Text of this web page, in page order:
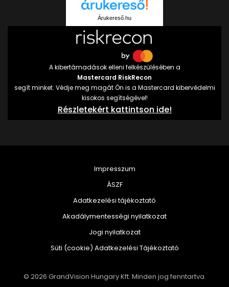
Árukereső.hu
A kibertámadások elleni felkészülésében a
Mastercard RiskRecon
segít minket. Védje meg magát Ön is a Mastercard kibervédelmi
kisokos segítségével!
Részletekért kattintson ide!
© 2026 GrandVision Hungary Kft. Minden jog fenntartva.
Impresszum
ÁSZF
Adatkezelési tájékoztató
Akadálymentességi nyilatkozat
Jogi nyilatkozat
Süti (cookie) Adatkezelési Tájékoztató